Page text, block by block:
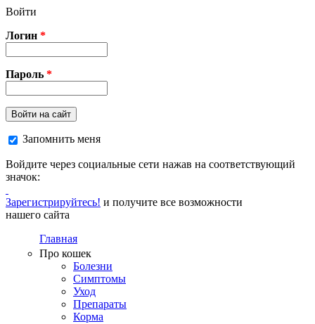
Перейти к основному содержанию
Войти
Логин *
Пароль *
Войти на сайт
Запомнить меня
Войдите через социальные сети нажав на соответствующий
значок:
Зарегистрируйтесь! и получите все возможности
нашего сайта
Главная
Про кошек
Болезни
Симптомы
Уход
Препараты
Корма